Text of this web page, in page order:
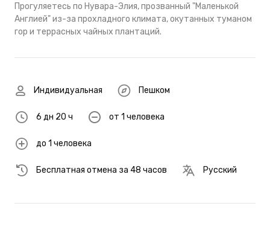
Прогуляетесь по Нувара-Элия, прозванный "Маленькой
Англией" из-за прохладного климата, окутанных туманом
гор и террасных чайных плантаций.
Индивидуальная Пешком
6 дн 20 ч от 1 человека
до 1 человека
Бесплатная отмена за 48 часов Русский